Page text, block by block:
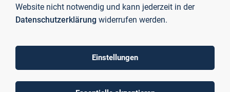
Erster Platz für TH-Student bei Immobilien-Innovationspreis
Niklas Will überzeugte mit seiner Masterarbeit zum Einsatz Künstlicher
Intelligenz im Investment Management der Immobilienwirtschaft.
Weiterlesen
Website nicht notwendig und kann jederzeit in der
Datenschutzerklärung widerrufen werden.
Einstellungen